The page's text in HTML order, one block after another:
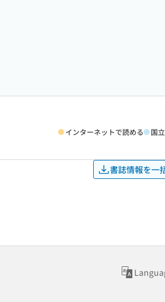
インターネットで読める 国
書誌情報を一